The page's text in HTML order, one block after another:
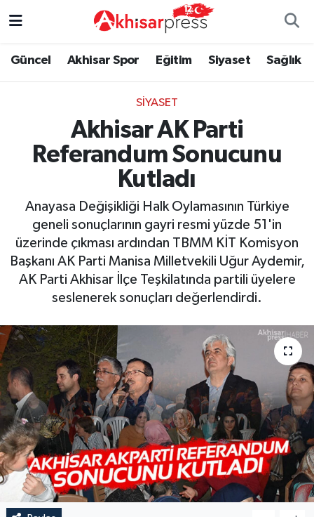
Güncel Akhisar Spor Eğitim Siyaset Sağlık
SIYASET
Akhisar AK Parti
Referandum Sonucunu
Kutladı
Anayasa Değişikliği Halk Oylamasının Türkiye
geneli sonuçlarının gayri resmi yüzde 51'in
üzerinde çıkması ardından TBMM KİT Komisyon
Başkanı AK Parti Manisa Milletvekili Uğur Aydemir,
AK Parti Akhisar İlçe Teşkilatında partili üyelere
seslenerek sonuçları değerlendirdi.
Güncel
Eğitim
Siyaset
Ekonomi
Tarım-Gıda
Kültür-Sanat
Magazin
Duyurular
Magazin
Duyurular
Tarım-Gıda
Röportaj
Dünya
Yaşam
Kadın
Teknoloji
Yerel Haber
Akhisar Emlak
Ülke
Güncel
Siyaset
Akhisar Spor
Ekonomi
Magazin
Kültür-Sanat
Duyurular
Tarım-Gıda
Sektörel
Röportaj
Dünya
Manisa Nöbetçi Eczaneler
Manisa Namaz Vakitleri
Manisa Trafik Yoğunluk Haritası
Tüm Manşetler
Son Dakika Haberleri
Haber Arşivi